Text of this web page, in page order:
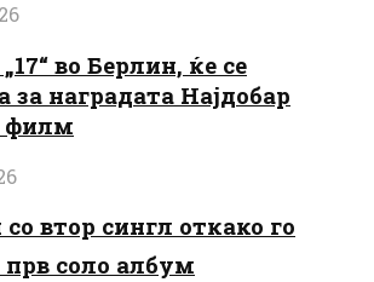
во Берлин, ќе се
за наградата Најдобар
филм
втор сингл откако го
прв соло албум